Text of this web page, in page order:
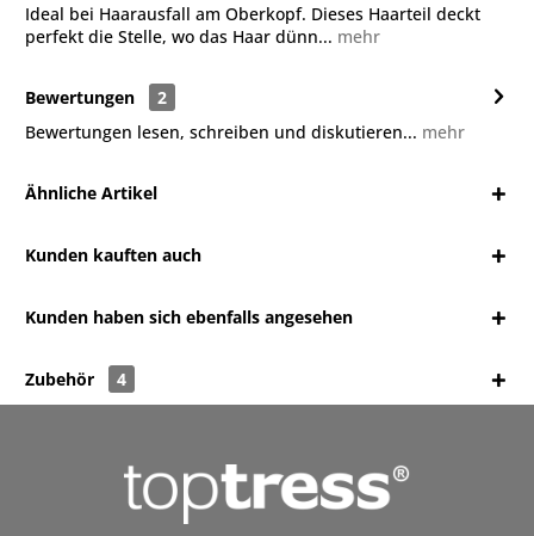
Ideal bei Haarausfall am Oberkopf. Dieses Haarteil deckt
perfekt die Stelle, wo das Haar dünn... mehr
Bewertungen
2
Bewertungen lesen, schreiben und diskutieren... mehr
Ähnliche Artikel
Kunden kauften auch
Kunden haben sich ebenfalls angesehen
Zubehör 4